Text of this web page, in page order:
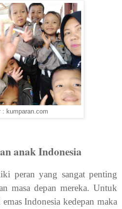
: kumparan.com
anak Indonesia
peran yang sangat penting
masa depan mereka. Untuk
Indonesia kedepan maka